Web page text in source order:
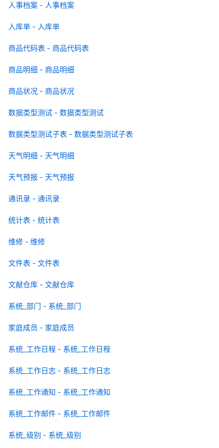
人事档案 - 人事档案
入库单 - 入库单
商品代码表 - 商品代码表
商品明细 - 商品明细
商品状况 - 商品状况
数据类型测试 - 数据类型测试
数据类型测试子表 - 数据类型测试子表
天气明细 - 天气明细
天气预报 - 天气预报
通讯录 - 通讯录
统计表 - 统计表
维修 - 维修
文件表 - 文件表
文献仓库 - 文献仓库
系统_部门 - 系统_部门
家庭成员 - 家庭成员
系统_工作日程 - 系统_工作日程
系统_工作日志 - 系统_工作日志
系统_工作通知 - 系统_工作通知
系统_工作邮件 - 系统_工作邮件
系统_级别 - 系统_级别